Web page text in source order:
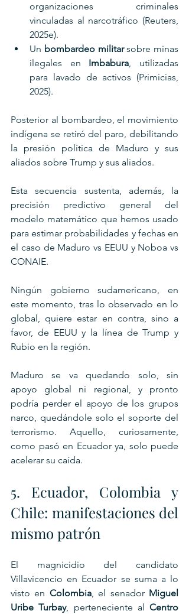
organizaciones criminales
vinculadas al narcotráfico (Reuters,
2025e).
Un bombardeo militar sobre minas
ilegales en Imbabura, utilizadas
para lavado de activos (Primicias,
2025).
Posterior al bombardeo, el movimiento
indígena se retiró del paro, debilitando
la presión política de Maduro y sus
aliados sobre Trump y sus aliados.
Esta secuencia sustenta, además, la
precisión predictivo general del
modelo matemático que hemos usado
para estimar probabilidades y fechas en
el caso de Maduro vs EEUU y Noboa vs
CONAIE.
Ningún gobierno sudamericano, en
este momento, tras lo observado en lo
global, quiere estar en contra, sino a
favor, de EEUU y la línea de Trump y
Rubio en la región.
Maduro se va quedando solo, sin
apoyo global ni regional, y pronto
podría perder el apoyo de los grupos
narco, quedándole solo el soporte del
terrorismo. Aquello, curiosamente,
como pasó en Ecuador ya, solo puede
acelerar su caída.
5. Ecuador, Colombia y
Chile: manifestaciones del
mismo patrón
El magnicidio del candidato
Villavicencio en Ecuador se suma a lo
visto en Colombia, el senador Miguel
Uribe Turbay, perteneciente al Centro